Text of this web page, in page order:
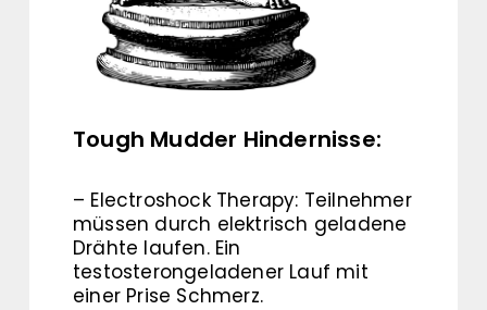
Tough Mudder Hindernisse:
– Electroshock Therapy: Teilnehmer
müssen durch elektrisch geladene
Drähte laufen. Ein
testosterongeladener Lauf mit
einer Prise Schmerz.